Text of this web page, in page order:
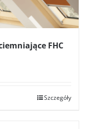
FHC
Szczegóły